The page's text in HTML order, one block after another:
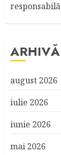
responsabilă
ARHIVĂ
august 2026
iulie 2026
iunie 2026
mai 2026